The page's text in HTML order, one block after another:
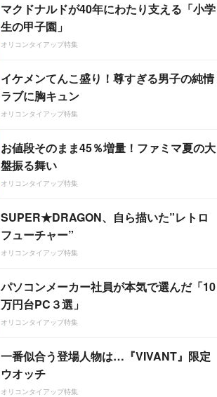
マクドナルドが40年にわたり支える「小学
生の甲子園」
オリコンタイアップ特集
イケメンてんこ盛り！尊すぎる男子の純情
ラブに胸キュン
オリコンタイアップ特集
お値段そのまま45％増量！ファミマ夏の大
盤振る舞い
オリコンタイアップ特集
SUPER★DRAGON、自ら描いた”レトロ
フューチャー”
オリコンタイアップ特集
パソコンメーカー社員が本気で選んだ「10
万円台PC３選」
オリコンタイアップ特集
一番似合う登場人物は…『VIVANT』限定
ウオッチ
オリコンタイアップ特集